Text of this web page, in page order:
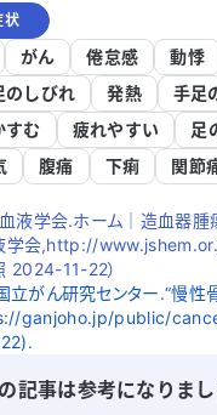
状
がん 倦怠感 動悸
のしびれ 発熱
手足
すむ 疲れやすい
足
腹痛 下痢 関節
液学会.ホーム｜造血器腫
学会,http://
2024-11-22）
立がん研究センター.“慢性
ganjoho.jp/public/
記事は参考になりまし